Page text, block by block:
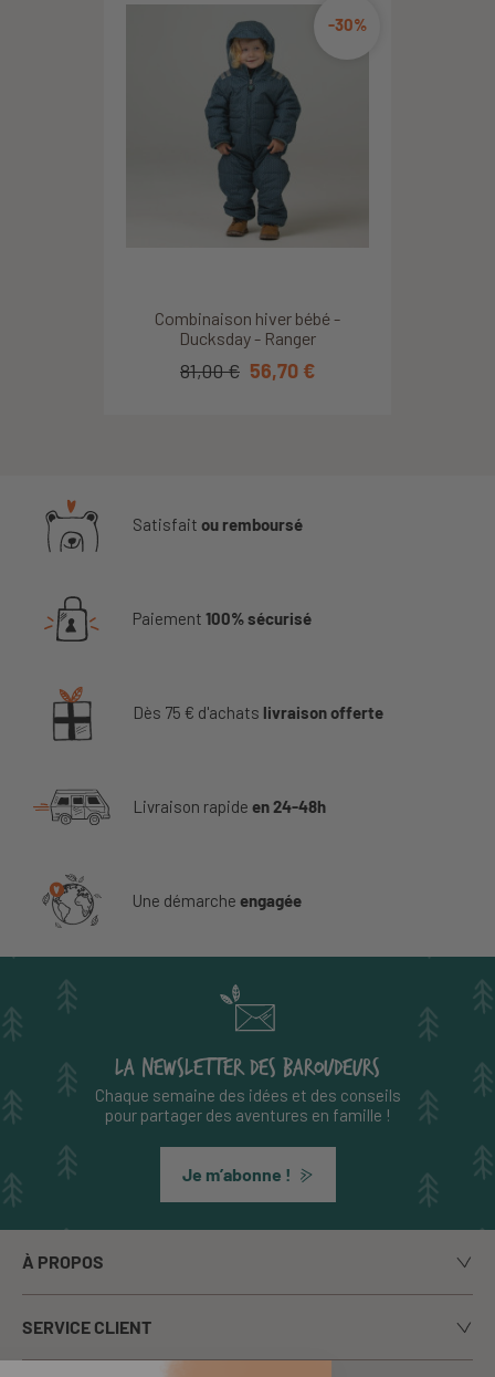
Combinaison hiver bébé -
Ducksday - Ranger
-30%
81,00 € 56,70 €
Satisfait ou remboursé
Paiement 100% sécurisé
Dès 75 € d'achats livraison offerte
Livraison rapide en 24-48h
Une démarche engagée
LA NEWSLETTER DES BAROUDEURS
Chaque semaine des idées et des conseils
pour partager des aventures en famille !
Je m’abonne !
À PROPOS
Notre histoire
Le blog
Nos marques
SERVICE CLIENT
Livraison